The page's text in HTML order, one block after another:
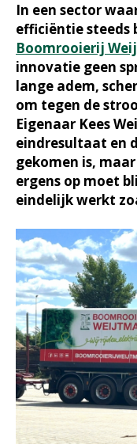
In een sector
efficiëntie steeds
Boomrooierij
innovatie geen
lange adem,
om tegen de
Eigenaar Kees
eindresultaat en
gekomen is,
ergens op moet
eindelijk werkt